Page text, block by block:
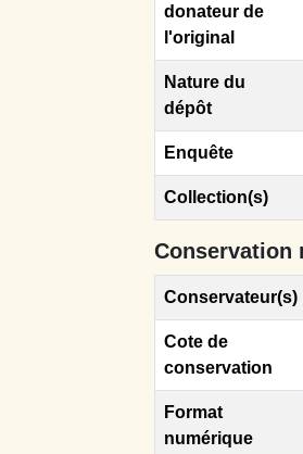
donateur de
l'original
Nature du
dépôt
Enquête
Collection(s)
Conservation
Conservateur(s)
Cote de
conservation
Format
numérique